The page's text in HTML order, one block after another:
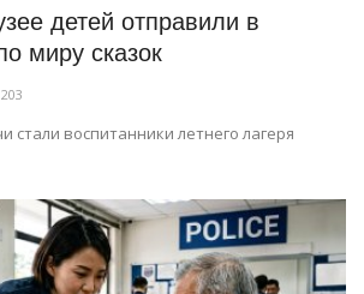
детей отправили в
миру сказок
203
стали воспитанники летнего лагеря